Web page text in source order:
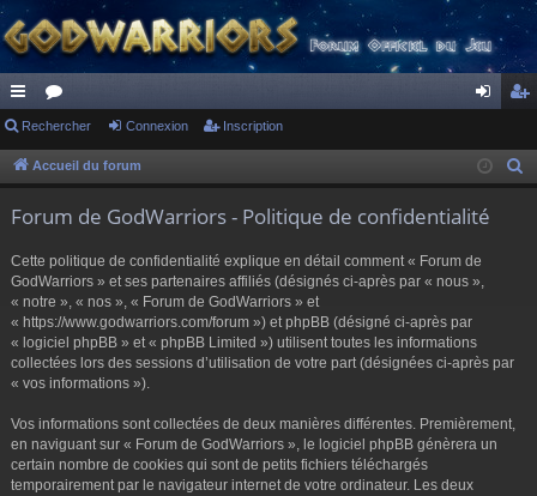
ac
co
s
or
u ne cri
Rechercher Connexion Inscription
Accueil du forum
Forum de GodWarriors - Politique de confidentialité
Cette politique de confidentialité explique en détail comment « Forum de
GodWarriors » et ses partenaires affiliés (désignés ci-après par « nous »,
« notre », « nos », « Forum de GodWarriors » et
« https://www.godwarriors.com/forum ») et phpBB (désigné ci-après par
« logiciel phpBB » et « phpBB Limited ») utilisent toutes les informations
collectées lors des sessions d’utilisation de votre part (désignées ci-après par
« vos informations »).
Vos informations sont collectées de deux manières différentes. Premièrement,
en naviguant sur « Forum de GodWarriors », le logiciel phpBB génèrera un
certain nombre de cookies qui sont de petits fichiers téléchargés
temporairement par le navigateur internet de votre ordinateur. Les deux